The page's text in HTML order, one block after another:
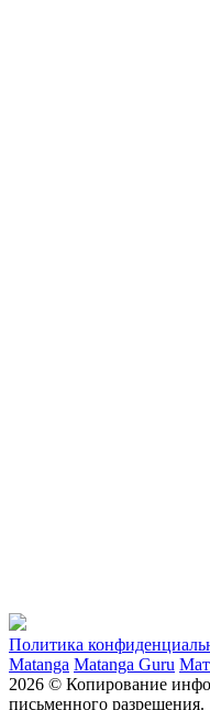
Политика
Matanga Matanga Guru
2026 © Копирование
письменного разрешения.